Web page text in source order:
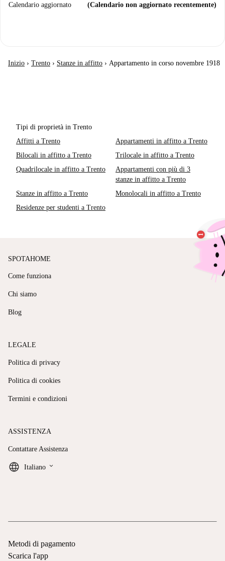
Calendario aggiornato (Calendario non aggiornato recentemente)
Inizio › Trento › Stanze in affitto › Appartamento in corso novembre 1918
Tipi di proprietà in Trento
Affitti a Trento
Appartamenti in affitto a Trento
Bilocali in affitto a Trento
Trilocale in affitto a Trento
Quadrilocale in affitto a Trento
Appartamenti con più di 3
stanze in affitto a Trento
Stanze in affitto a Trento
Monolocali in affitto a Trento
Residenze per studenti a Trento
SPOTAHOME
Come funziona
Chi siamo
Blog
LEGALE
Politica di privacy
Politica di cookies
Termini e condizioni
ASSISTENZA
Contattare Assistenza
Italiano keyboard_arrow_down
Metodi di pagamento
Scarica l'app